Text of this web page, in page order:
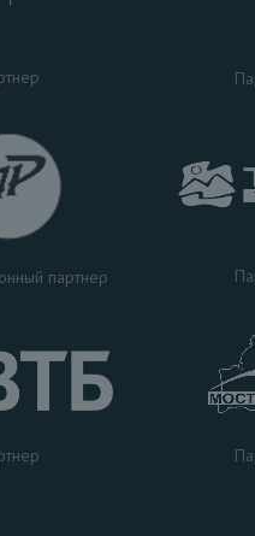
партнер